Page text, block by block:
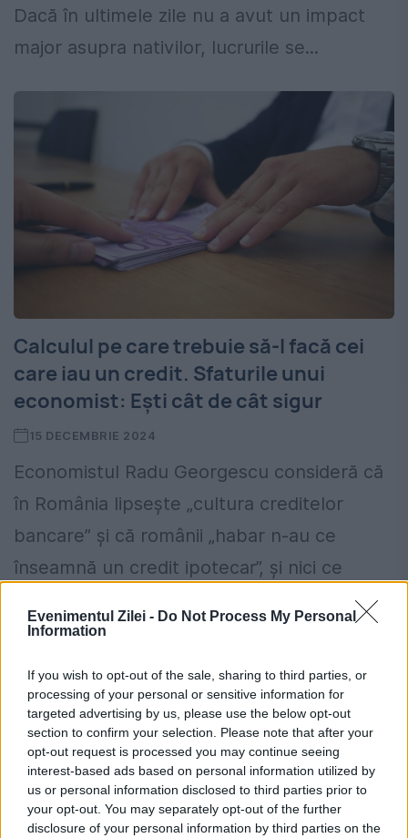
Evenimentul Zilei - Do Not Process My Personal
Information
If you wish to opt-out of the sale, sharing to third parties, or
processing of your personal or sensitive information for
targeted advertising by us, please use the below opt-out
section to confirm your selection. Please note that after your
opt-out request is processed you may continue seeing
interest-based ads based on personal information utilized by
us or personal information disclosed to third parties prior to
your opt-out. You may separately opt-out of the further
disclosure of your personal information by third parties on the
Dacă în ultimele zile nu a avut un impact
major asupra nativilor, lucrurile se...
Calculul pe care trebuie să-l facă cei
care iau un credit. Sfaturile unui
economist: Ești cât de cât sigur
15 DECEMBRIE 2024
Economistul Radu Georgescu consideră că
în România lipsește „cultura creditelor
bancare” și că românii „habar n-au ce
înseamnă un credit ipotecar”, și nici ce